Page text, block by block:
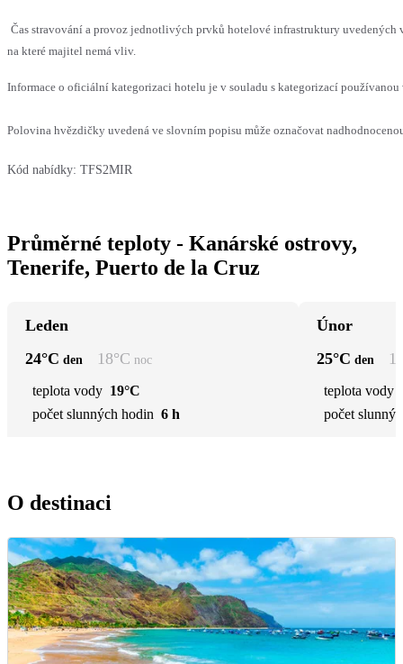
Čas stravování a provoz jednotlivých prvků hotelové infrastruktury uvedených
na které majitel nemá vliv.
Informace o oficiální kategorizaci hotelu je v souladu s kategorizací
Polovina hvězdičky uvedená ve slovním popisu může označovat
Kód nabídky: TFS2MIR
Průměrné teploty - Kanárské ostrovy,
Tenerife, Puerto de la Cruz
Leden
24°C den 18°C noc
teplota vody 19°C
počet slunných hodin 6 h
Únor
25°C den
teplota vody
počet
O destinaci